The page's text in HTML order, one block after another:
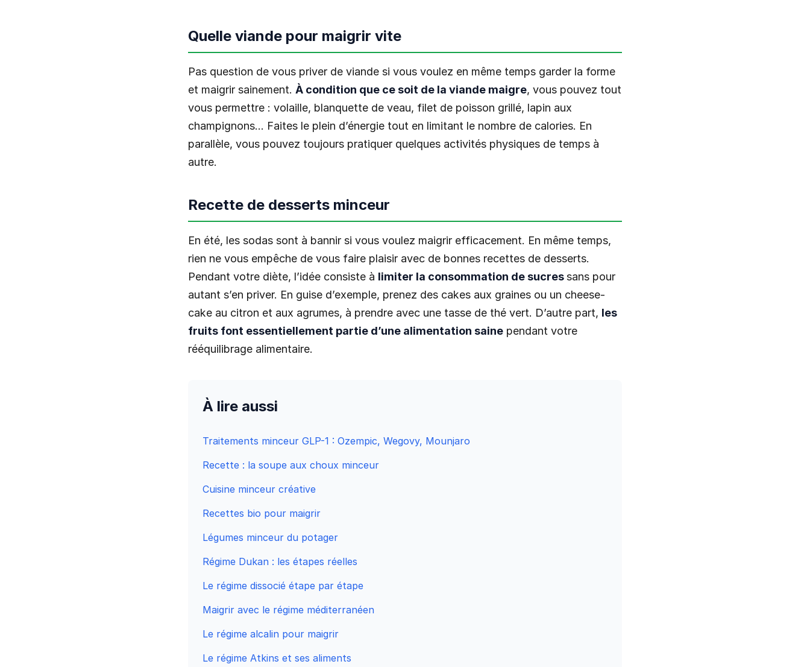
Quelle viande pour maigrir vite
Pas question de vous priver de viande si vous voulez en même temps garder la forme
et maigrir sainement. À condition que ce soit de la viande maigre, vous pouvez tout
vous permettre : volaille, blanquette de veau, filet de poisson grillé, lapin aux
champignons… Faites le plein d’énergie tout en limitant le nombre de calories. En
parallèle, vous pouvez toujours pratiquer quelques activités physiques de temps à
autre.
Recette de desserts minceur
En été, les sodas sont à bannir si vous voulez maigrir efficacement. En même temps,
rien ne vous empêche de vous faire plaisir avec de bonnes recettes de desserts.
Pendant votre diète, l’idée consiste à limiter la consommation de sucressans pour
autant s’en priver. En guise d’exemple, prenez des cakes aux graines ou un cheese-
cake au citron et aux agrumes, à prendre avec une tasse de thé vert. D’autre part, les
fruits font essentiellement partie d’une alimentation saine pendant votre
rééquilibrage alimentaire.
À lire aussi
Traitements minceur GLP-1 : Ozempic, Wegovy, Mounjaro
Recette : la soupe aux choux minceur
Cuisine minceur créative
Recettes bio pour maigrir
Légumes minceur du potager
Régime Dukan : les étapes réelles
Le régime dissocié étape par étape
Maigrir avec le régime méditerranéen
Le régime alcalin pour maigrir
Le régime Atkins et ses aliments